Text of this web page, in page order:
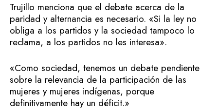
Trujillo menciona que el debate acerca de la
paridad y alternancia es necesario. «Si la ley no
obliga a los partidos y la sociedad tampoco lo
reclama, a los partidos no les interesa».
«Como sociedad, tenemos un debate pendiente
sobre la relevancia de la participación de las
mujeres y mujeres indígenas, porque
definitivamente hay un déficit.»